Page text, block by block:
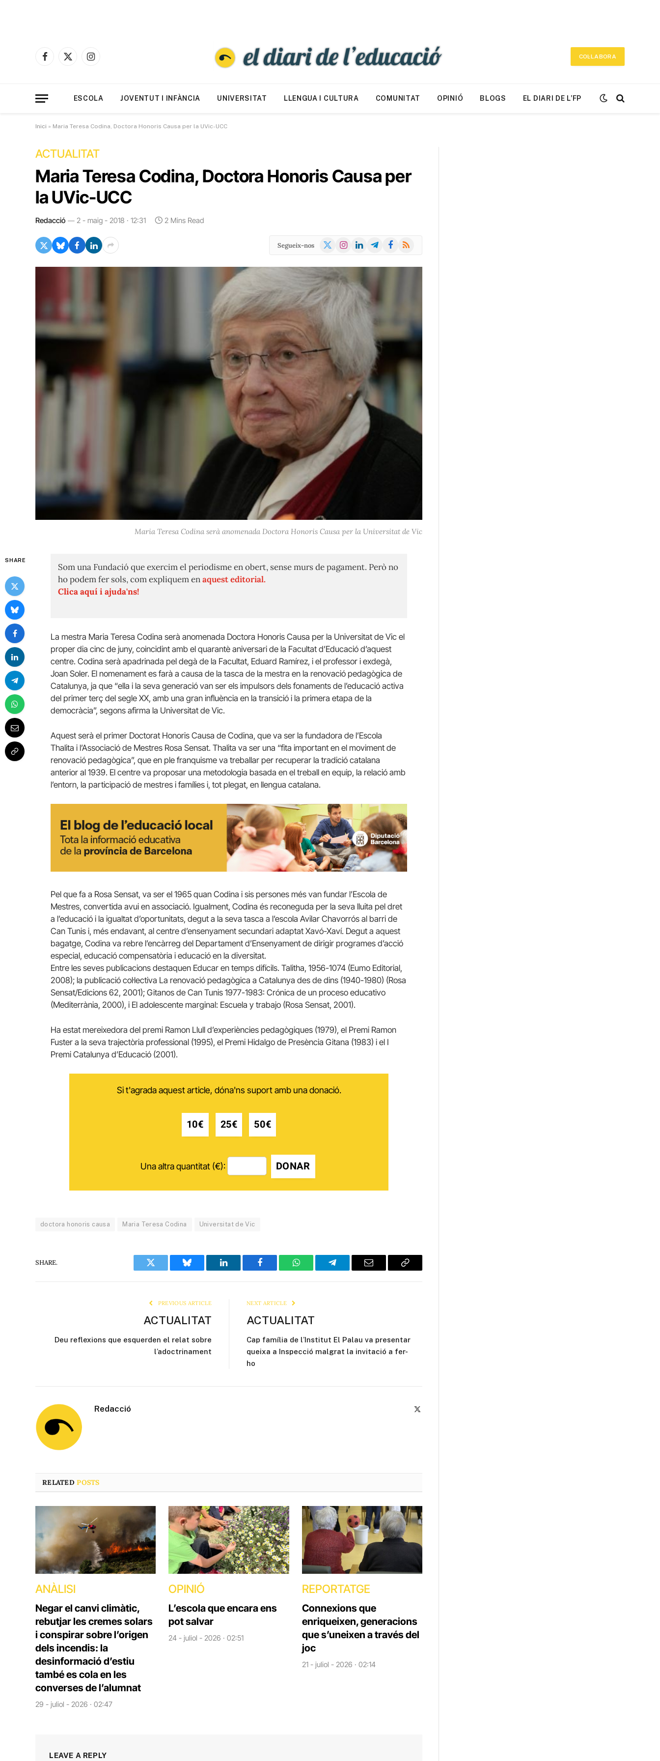
Facebook
X
Instagram
COL·LABORA
ESCOLA JOVENTUT I INFÀNCIA UNIVERSITAT LLENGUA I CULTURA COMUNITAT OPINIÓ BLOGS EL DIARI DE L’FP
Inici » Maria Teresa Codina, Doctora Honoris Causa per la UVic-UCC
ACTUALITAT
Maria Teresa Codina, Doctora Honoris Causa per
la UVic-UCC
Redacció 2 - maig - 2018 · 12:31 2 Mins Read
Segueix-nos
X
Instagram
LinkedInTelegramFacebook
RSS
Maria Teresa Codina serà anomenada Doctora Honoris Causa per la Universitat de Vic
SHARE
Som una Fundació que exercim el periodisme en obert, sense murs de pagament. Però no
ho podem fer sols, com expliquem enaquest editorial.
Clica aquí i ajuda'ns!
La mestra Maria Teresa Codina serà anomenada Doctora Honoris Causa per la Universitat de Vic el
proper dia cinc de juny, coincidint amb el quarantè aniversari de la Facultat d’Educació d’aquest
centre. Codina serà apadrinada pel degà de la Facultat, Eduard Ramírez, i el professor i exdegà,
Joan Soler. El nomenament es farà a causa de la tasca de la mestra en la renovació pedagògica de
Catalunya, ja que “ella i la seva generació van ser els impulsors dels fonaments de l’educació activa
del primer terç del segle XX, amb una gran influència en la transició i la primera etapa de la
democràcia”, segons afirma la Universitat de Vic.
Aquest serà el primer Doctorat Honoris Causa de Codina, que va ser la fundadora de l’Escola
Thalita i l’Associació de Mestres Rosa Sensat. Thalita va ser una “fita important en el moviment de
renovació pedagògica”, que en ple franquisme va treballar per recuperar la tradició catalana
anterior al 1939. El centre va proposar una metodologia basada en el treball en equip, la relació amb
l’entorn, la participació de mestres i famílies i, tot plegat, en llengua catalana.
Pel que fa a Rosa Sensat, va ser el 1965 quan Codina i sis persones més van fundar l’Escola de
Mestres, convertida avui en associació. Igualment, Codina és reconeguda per la seva lluita pel dret
a l’educació i la igualtat d’oportunitats, degut a la seva tasca a l’escola Avilar Chavorrós al barri de
Can Tunis i, més endavant, al centre d’ensenyament secundari adaptat Xavó-Xaví. Degut a aquest
bagatge, Codina va rebre l’encàrreg del Departament d’Ensenyament de dirigir programes d’acció
especial, educació compensatòria i educació en la diversitat.
Entre les seves publicacions destaquen Educar en temps difícils. Talitha, 1956-1074 (Eumo Editorial,
2008); la publicació col·lectiva La renovació pedagògica a Catalunya des de dins (1940-1980) (Rosa
Sensat/Edicions 62, 2001); Gitanos de Can Tunis 1977-1983: Crónica de un proceso educativo
(Mediterrània, 2000), i El adolescente marginal: Escuela y trabajo (Rosa Sensat, 2001).
Ha estat mereixedora del premi Ramon Llull d’experiències pedagògiques (1979), el Premi Ramon
Fuster a la seva trajectòria professional (1995), el Premi Hidalgo de Presència Gitana (1983) i el I
Premi Catalunya d’Educació (2001).
Si t'agrada aquest article, dóna'ns suport amb una donació.
10€ 25€ 50€
Una altra quantitat (€): DONAR
doctora honoris causa Maria Teresa Codina Universitat de Vic
SHARE.
Twitter Bluesky LinkedIn Facebook WhatsAppTelegram Email
Copy
PREVIOUS ARTICLE
ACTUALITAT
Deu reflexions que esquerden el relat sobre
l’adoctrinament
NEXT ARTICLE
ACTUALITAT
Cap família de l’Institut El Palau va presentar
queixa a Inspecció malgrat la invitació a fer-
ho
Redacció
RELATEDPOSTS
ANÀLISI
Negar el canvi climàtic,
rebutjar les cremes solars
i conspirar sobre l’origen
dels incendis: la
desinformació d’estiu
també es cola en les
converses de l’alumnat
29 - juliol - 2026 · 02:47
OPINIÓ
L’escola que encara ens
pot salvar
24 - juliol - 2026 · 02:51
REPORTATGE
Connexions que
enriqueixen, generacions
que s’uneixen a través del
joc
21 - juliol - 2026 · 02:14
LEAVE A REPLY